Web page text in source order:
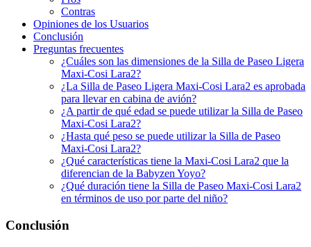
Contras
Opiniones de los Usuarios
Conclusión
Preguntas frecuentes
¿Cuáles son las dimensiones de la Silla de Paseo Ligera
Maxi-Cosi Lara2?
¿La Silla de Paseo Ligera Maxi-Cosi Lara2 es aprobada
para llevar en cabina de avión?
¿A partir de qué edad se puede utilizar la Silla de Paseo
Maxi-Cosi Lara2?
¿Hasta qué peso se puede utilizar la Silla de Paseo
Maxi-Cosi Lara2?
¿Qué características tiene la Maxi-Cosi Lara2 que la
diferencian de la Babyzen Yoyo?
¿Qué duración tiene la Silla de Paseo Maxi-Cosi Lara2
en términos de uso por parte del niño?
Conclusión